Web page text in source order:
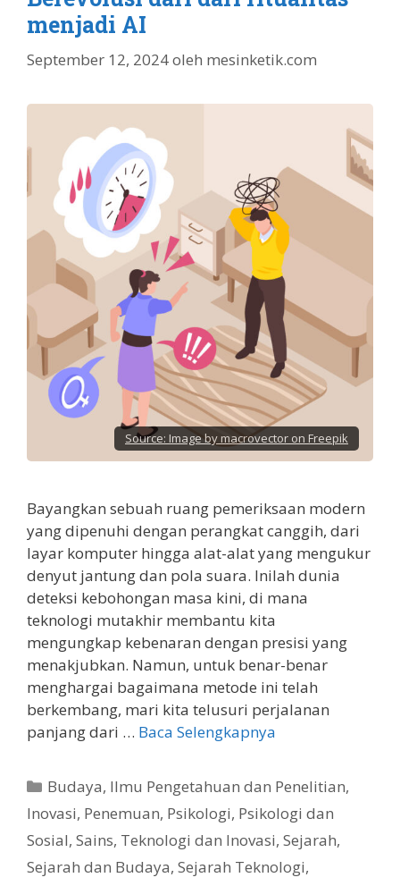
menjadi AI
September 12, 2024oleh mesinketik.com
Source: Image by macrovector on Freepik
Bayangkan sebuah ruang pemeriksaan modern
yang dipenuhi dengan perangkat canggih, dari
layar komputer hingga alat-alat yang mengukur
denyut jantung dan pola suara. Inilah dunia
deteksi kebohongan masa kini, di mana
teknologi mutakhir membantu kita
mengungkap kebenaran dengan presisi yang
menakjubkan. Namun, untuk benar-benar
menghargai bagaimana metode ini telah
berkembang, mari kita telusuri perjalanan
panjang dari … Baca Selengkapnya
Kategori
Budaya, Ilmu Pengetahuan dan Penelitian,
Inovasi, Penemuan, Psikologi, Psikologi dan
Sosial, Sains, Teknologi dan Inovasi, Sejarah,
Sejarah dan Budaya, Sejarah Teknologi,